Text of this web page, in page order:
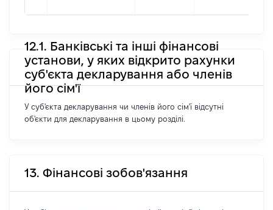
12.1. Банківські та інші фінансові
установи, у яких відкрито рахунки
суб'єкта декларування або членів
його сім'ї
У суб'єкта декларування чи членів його сім'ї відсутні
об'єкти для декларування в цьому розділі.
13. Фінансові зобов'язання